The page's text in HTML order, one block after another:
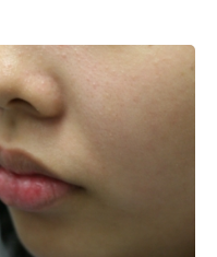
ット
トーニング
キビ治療
のクレーター）
ーター）オリジナル
療
ニキビ跡治療
ルロン酸注入